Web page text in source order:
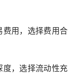
费用，选择费用合
度，选择流动性充